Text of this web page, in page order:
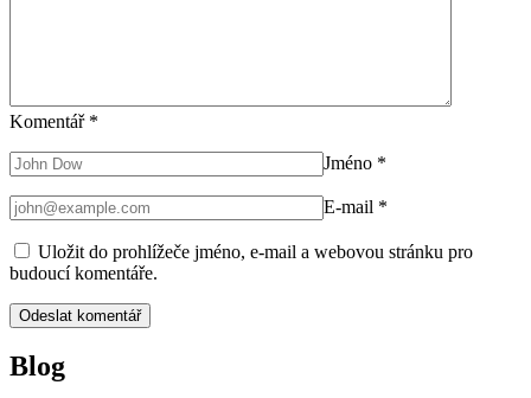
Komentář *
Jméno *
E-mail *
Uložit do prohlížeče jméno, e-mail a webovou stránku pro
budoucí komentáře.
Blog